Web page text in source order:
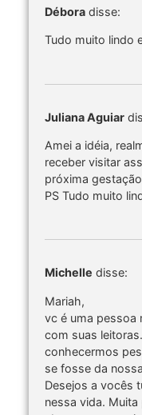
Débora disse:
Tudo muito lindo
Juliana Aguiar
Amei a idéia,
receber visitar
próxima
PS Tudo muito
Michelle disse:
Mariah,
vc é uma pessoa
com suas
conhecermos
se fosse da
Desejos a vocês
nessa vida.